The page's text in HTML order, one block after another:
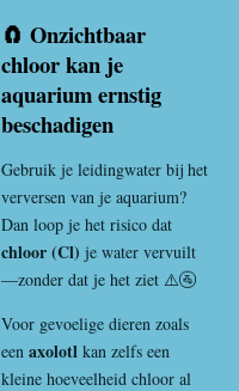
🧲 Onzichtbaar
chloor kan je
aquarium ernstig
beschadigen
Gebruik je leidingwater bij het
verversen van je aquarium?
Dan loop je het risico dat
chloor (Cl) je water vervuilt
—zonder dat je het ziet ⚠️🚰
Voor gevoelige dieren zoals
een axolotl kan zelfs een
kleine hoeveelheid chloor al